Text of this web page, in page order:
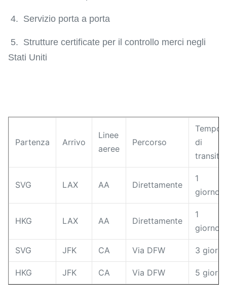
4. Servizio porta a porta
5. Strutture certificate per il controllo merci negli
Stati Uniti
Partenza Arrivo
Linee
aeree
Percorso
Tempo
di
transito
SVG LAX AA Direttamente
1
giorno
HKG LAX AA Direttamente
1
giorno
SVG JFK CA Via DFW 3 giorni
HKG JFK CA Via DFW 5 giorni